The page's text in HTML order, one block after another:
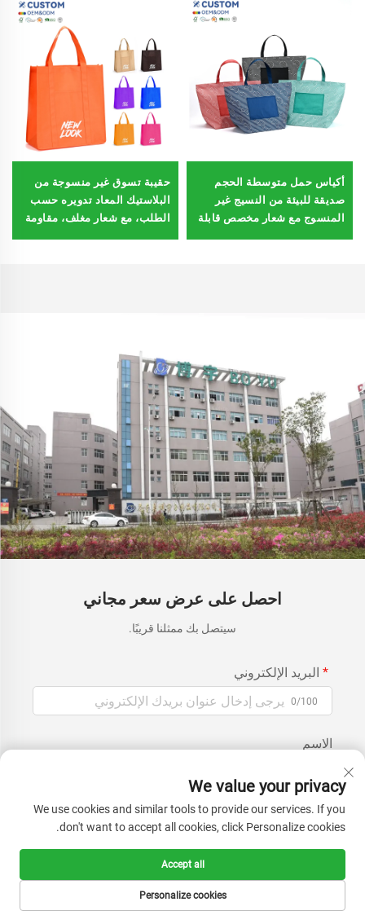
أكياس حمل متوسطة الحجم
صديقة للبيئة من النسيج غير
المنسوج مع شعار مخصص قابلة
حقيبة تسوق غير منسوجة من
البلاستيك المعاد تدويره حسب
الطلب، مع شعار مغلف، مقاومة
احصل على عرض سعر مجاني
سيتصل بك ممثلنا قريبًا.
البريد الإلكتروني
0/100
الاسم
اسم الشركة
رسالة
We value your privacy
We use cookies and similar tools to provide our services. If you
don't want to accept all cookies, click Personalize cookies.
Personalize cookies
Accept all